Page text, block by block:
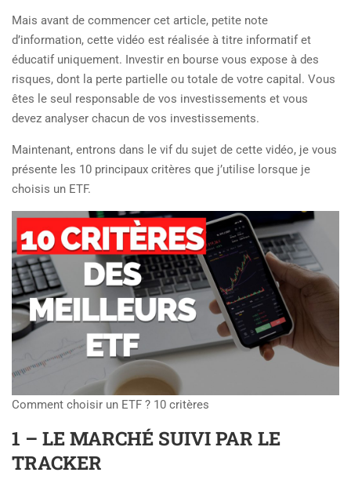
Mais avant de commencer cet article, petite note
d’information, cette vidéo est réalisée à titre informatif et
éducatif uniquement. Investir en bourse vous expose à des
risques, dont la perte partielle ou totale de votre capital. Vous
êtes le seul responsable de vos investissements et vous
devez analyser chacun de vos investissements.
Maintenant, entrons dans le vif du sujet de cette vidéo, je vous
présente les 10 principaux critères que j’utilise lorsque je
choisis un ETF.
Comment choisir un ETF ? 10 critères
1 – LE MARCHÉ SUIVI PAR LE
TRACKER